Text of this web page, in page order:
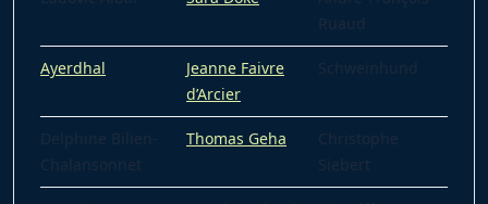
Ruaud
Ayerdhal
Jeanne Faivre
d’Arcier
Schweinhund
Delphine Bilien-
Chalansonnet
Thomas Geha
Christophe
Siebert